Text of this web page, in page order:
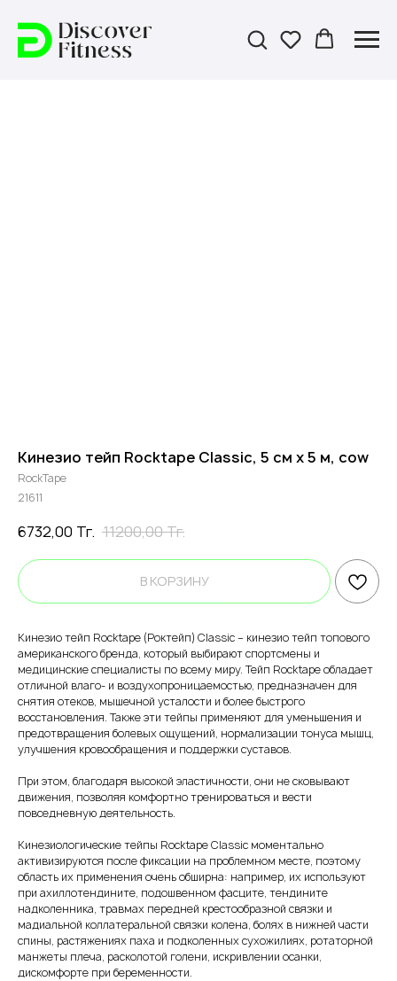
Кинезио тейп Rocktape Classic, 5 см х 5 м, cow
RockTape
21611
6732,00 Тг. 11200,00Тг.
В КОРЗИНУ
Кинезио тейп Rocktape (Роктейп) Classic – кинезио тейп топового
американского бренда, который выбирают спортсмены и
медицинские специалисты по всему миру. Тейп Rocktape обладает
отличной влаго- и воздухопроницаемостью, предназначен для
снятия отеков, мышечной усталости и более быстрого
восстановления. Также эти тейпы применяют для уменьшения и
предотвращения болевых ощущений, нормализации тонуса мышц,
улучшения кровообращения и поддержки суставов.
При этом, благодаря высокой эластичности, они не сковывают
движения, позволяя комфортно тренироваться и вести
повседневную деятельность.
Кинезиологические тейпы Rocktape Classic моментально
активизируются после фиксации на проблемном месте, поэтому
область их применения очень обширна: например, их используют
при ахиллотендините, подошвенном фасците, тендините
надколенника, травмах передней крестообразной связки и
мадиальной коллатеральной связки колена, болях в нижней части
спины, растяжениях паха и подколенных сухожилиях, ротаторной
манжеты плеча, расколотой голени, искривлении осанки,
дискомфорте при беременности.